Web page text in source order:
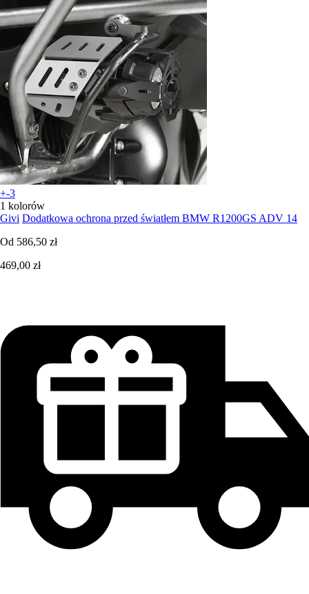
+-3
1 kolorów
Givi Dodatkowa ochrona przed światłem BMW R1200GS ADV 14
Od 586,50 zł
469,00 zł